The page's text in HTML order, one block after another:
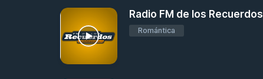
Radio FM de los Recuerdos
Romántica